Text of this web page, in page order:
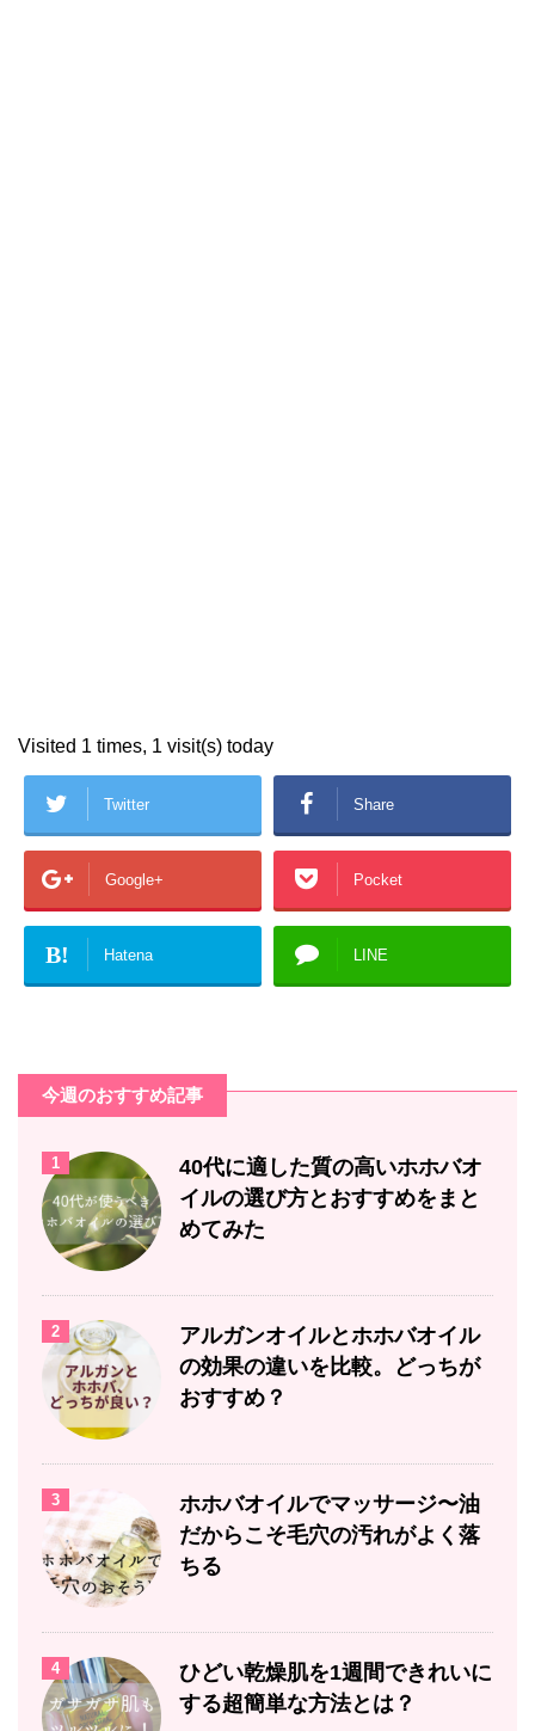
Visited 1 times, 1 visit(s) today
Twitter Share
Google+ Pocket
B! Hatena LINE
今週のおすすめ記事
1
40代に適した質の高いホホバオ
イルの選び方とおすすめをまと
めてみた
2
アルガンオイルとホホバオイル
の効果の違いを比較。どっちが
おすすめ？
3
ホホバオイルでマッサージ〜油
だからこそ毛穴の汚れがよく落
ちる
4
ひどい乾燥肌を1週間できれいに
する超簡単な方法とは？